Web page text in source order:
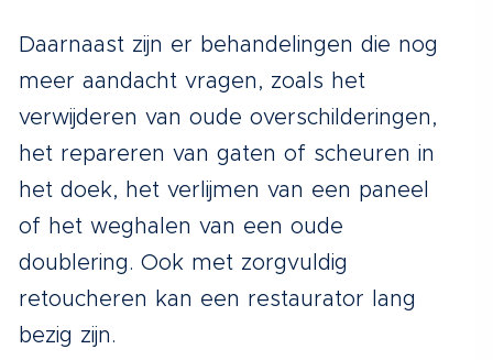
Daarnaast zijn er behandelingen die nog
meer aandacht vragen, zoals het
verwijderen van oude overschilderingen,
het repareren van gaten of scheuren in
het doek, het verlijmen van een paneel
of het weghalen van een oude
doublering. Ook met zorgvuldig
retoucheren kan een restaurator lang
bezig zijn.